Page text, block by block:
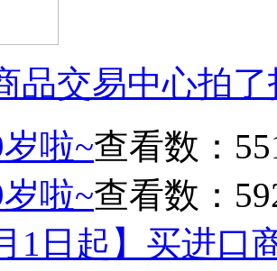
品交易中心拍
啦~查看数：
啦~查看数：
1日起】买进口